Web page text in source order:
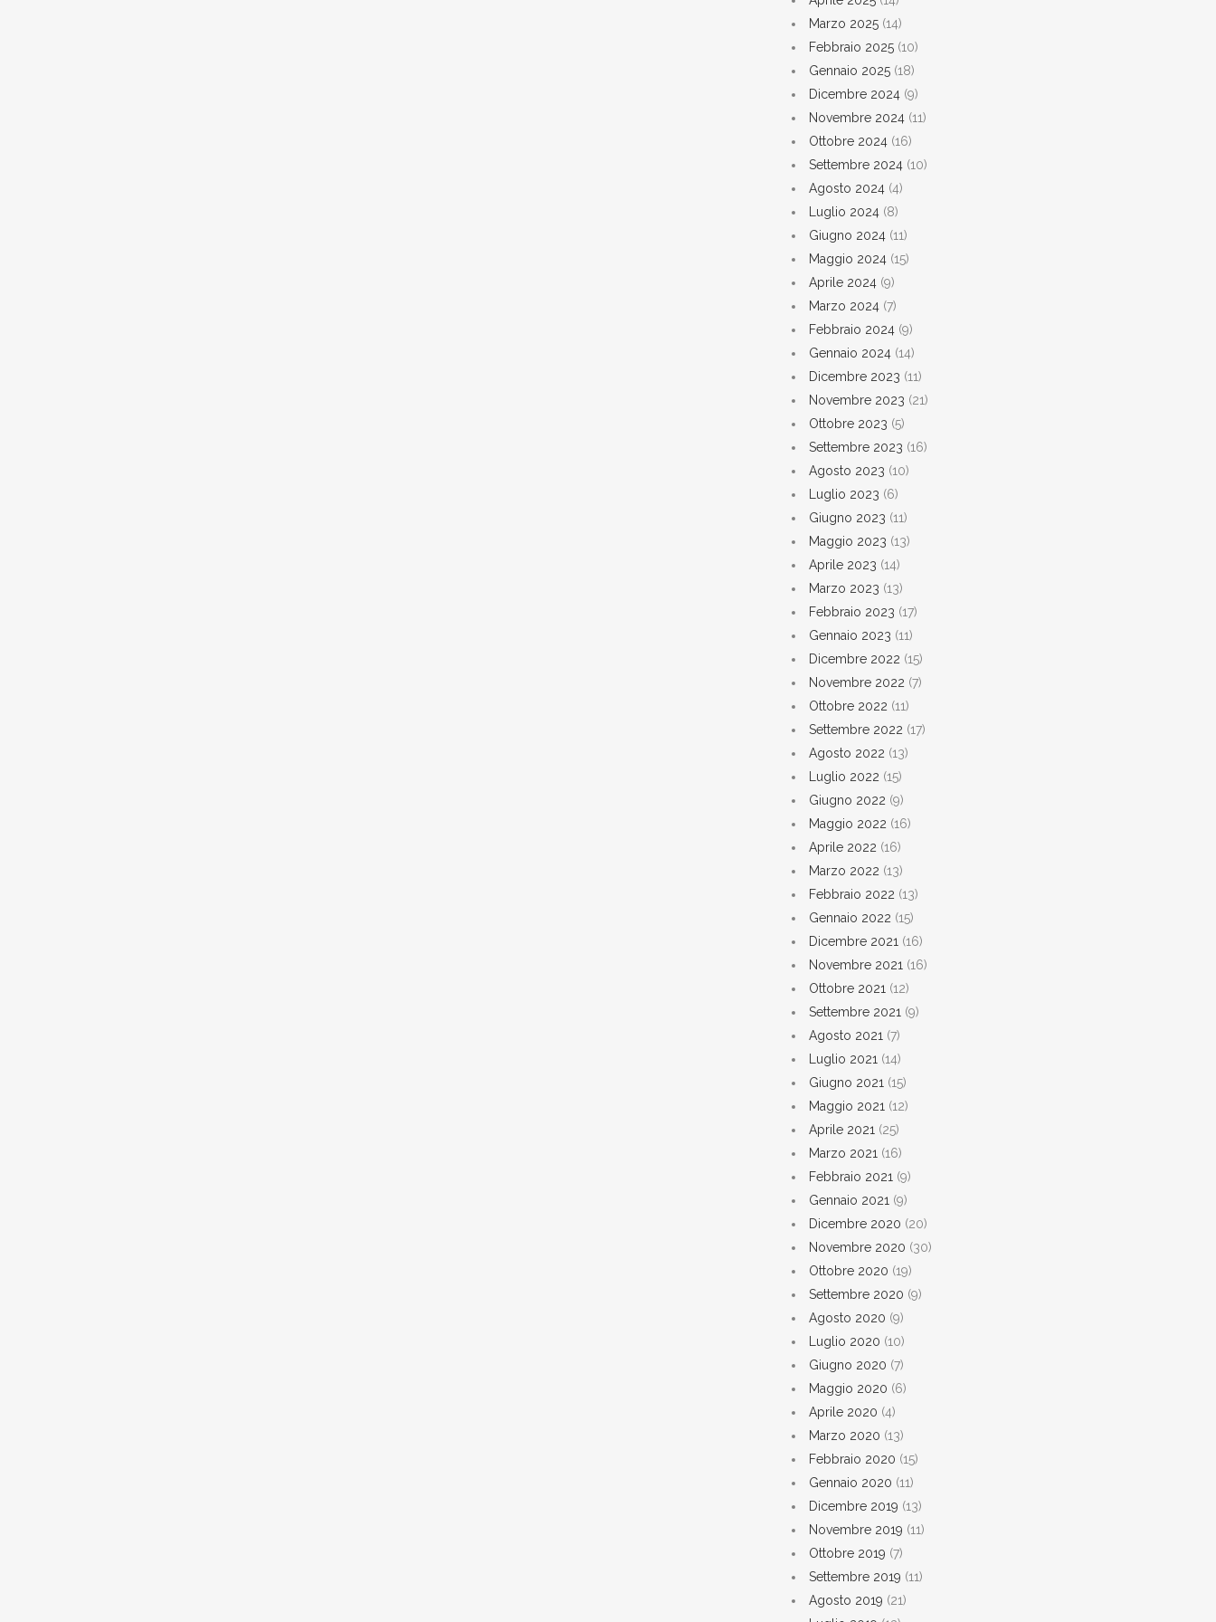
Marzo 2025 (14)
Febbraio 2025 (10)
Gennaio 2025 (18)
Dicembre 2024 (9)
Novembre 2024 (11)
Ottobre 2024 (16)
Settembre 2024 (10)
Agosto 2024 (4)
Luglio 2024 (8)
Giugno 2024 (11)
Maggio 2024 (15)
Aprile 2024 (9)
Marzo 2024 (7)
Febbraio 2024 (9)
Gennaio 2024 (14)
Dicembre 2023 (11)
Novembre 2023 (21)
Ottobre 2023 (5)
Settembre 2023 (16)
Agosto 2023 (10)
Luglio 2023 (6)
Giugno 2023 (11)
Maggio 2023 (13)
Aprile 2023 (14)
Marzo 2023 (13)
Febbraio 2023 (17)
Gennaio 2023 (11)
Dicembre 2022 (15)
Novembre 2022 (7)
Ottobre 2022 (11)
Settembre 2022 (17)
Agosto 2022 (13)
Luglio 2022 (15)
Giugno 2022 (9)
Maggio 2022 (16)
Aprile 2022 (16)
Marzo 2022 (13)
Febbraio 2022 (13)
Gennaio 2022 (15)
Dicembre 2021 (16)
Novembre 2021 (16)
Ottobre 2021 (12)
Settembre 2021 (9)
Agosto 2021 (7)
Luglio 2021 (14)
Giugno 2021 (15)
Maggio 2021 (12)
Aprile 2021 (25)
Marzo 2021 (16)
Febbraio 2021 (9)
Gennaio 2021 (9)
Dicembre 2020 (20)
Novembre 2020 (30)
Ottobre 2020 (19)
Settembre 2020 (9)
Agosto 2020 (9)
Luglio 2020 (10)
Giugno 2020 (7)
Maggio 2020 (6)
Aprile 2020 (4)
Marzo 2020 (13)
Febbraio 2020 (15)
Gennaio 2020 (11)
Dicembre 2019 (13)
Novembre 2019 (11)
Ottobre 2019 (7)
Settembre 2019 (11)
Agosto 2019 (21)